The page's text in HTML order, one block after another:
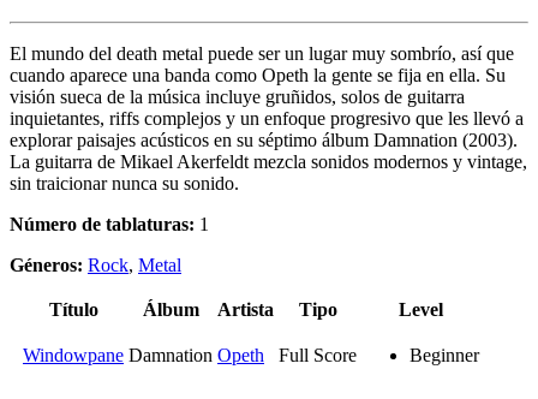
El mundo del death metal puede ser un lugar muy sombrío, así que
cuando aparece una banda como Opeth la gente se fija en ella. Su
visión sueca de la música incluye gruñidos, solos de guitarra
inquietantes, riffs complejos y un enfoque progresivo que les llevó a
explorar paisajes acústicos en su séptimo álbum Damnation (2003).
La guitarra de Mikael Akerfeldt mezcla sonidos modernos y vintage,
sin traicionar nunca su sonido.
Número de tablaturas: 1
Géneros: Rock, Metal
Título Álbum Artista Tipo Level
Windowpane Damnation Opeth Full Score Beginner